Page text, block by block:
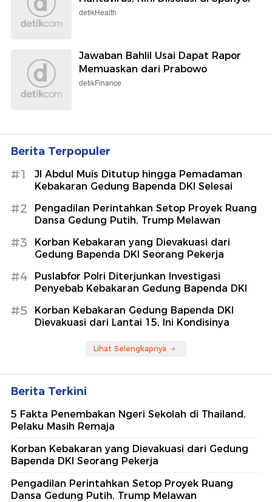
detikHealth
Jawaban Bahlil Usai Dapat Rapor
Memuaskan dari Prabowo
detikFinance
Berita Terpopuler
#1
Jl Abdul Muis Ditutup hingga Pemadaman
Kebakaran Gedung Bapenda DKI Selesai
#2
Pengadilan Perintahkan Setop Proyek Ruang
Dansa Gedung Putih, Trump Melawan
#3
Korban Kebakaran yang Dievakuasi dari
Gedung Bapenda DKI Seorang Pekerja
#4
Puslabfor Polri Diterjunkan Investigasi
Penyebab Kebakaran Gedung Bapenda DKI
#5
Korban Kebakaran Gedung Bapenda DKI
Dievakuasi dari Lantai 15, Ini Kondisinya
Lihat Selengkapnya
Berita Terkini
5 Fakta Penembakan Ngeri Sekolah di Thailand,
Pelaku Masih Remaja
Korban Kebakaran yang Dievakuasi dari Gedung
Bapenda DKI Seorang Pekerja
Pengadilan Perintahkan Setop Proyek Ruang
Dansa Gedung Putih, Trump Melawan